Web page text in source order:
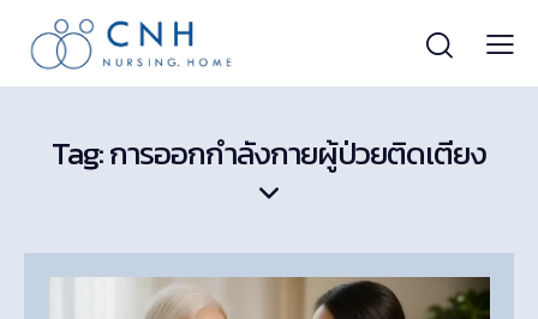
Tag: การออกกำลังกายผู้ป่วยติดเตียง